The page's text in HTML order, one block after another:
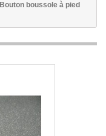
Bouton boussole à pied